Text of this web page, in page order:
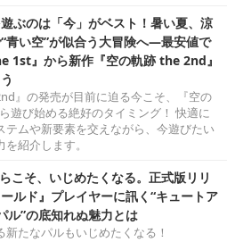
遊ぶのは「今」がベスト！暑い夏、涼
青い空”が似合う大冒険へ―最安値で
1st』から新作『空の軌跡 the 2nd』
』の発売が目前に迫る今こそ、『空の
遊び始める絶好のタイミング！ 快適に
テムや新要素を交えながら、今遊びたい
紹介します。
こそ、いじめたくなる。正式版リリ
ルド』プレイヤーに訊く“キュートア
ル”の底知れぬ魅力とは
新たなパルもいじめたくなる！